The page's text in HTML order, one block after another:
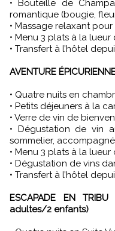
• Bouteille de
romantique (bougie,
• Massage relaxant
• Menu 3 plats à la
• Transfert à l’hôtel
AVENTURE
• Quatre nuits en
• Petits déjeuners à la
• Verre de vin de
• Dégustation de vin
sommelier,
• Menu 3 plats à la
• Dégustation de vins
• Transfert à l’hôtel
ESCAPADE EN
adultes/2 enfants)